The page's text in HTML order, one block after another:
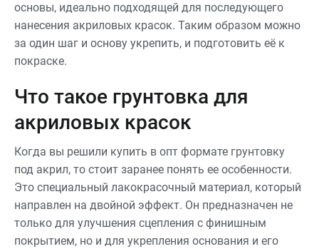
основы, идеально подходящей для последующего
нанесения акриловых красок. Таким образом можно
за один шаг и основу укрепить, и подготовить её к
покраске.
Что такое грунтовка для
акриловых красок
Когда вы решили купить в опт формате грунтовку
под акрил, то стоит заранее понять ее особенности.
Это специальный лакокрасочный материал, который
направлен на двойной эффект. Он предназначен не
только для улучшения сцепления с финишным
покрытием, но и для укрепления основания и его